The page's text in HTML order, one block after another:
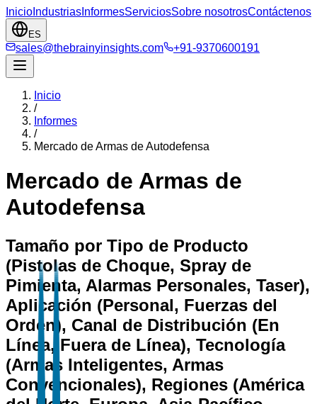
Inicio Industrias InformesServiciosSobre nosotrosContáctenos
ES
sales@thebrainyinsights.com +91-9370600191
Inicio
/
Informes
/
Mercado de Armas de Autodefensa
Mercado de Armas de
Autodefensa
Tamaño por Tipo de Producto
(Pistolas de Choque, Spray de
Pimienta, Alarmas Personales, Taser),
Aplicación (Personal, Fuerzas del
Orden), Canal de Distribución (En
Línea, Fuera de Línea), Tecnología
(Armas Inteligentes, Armas
Convencionales), Regiones (América